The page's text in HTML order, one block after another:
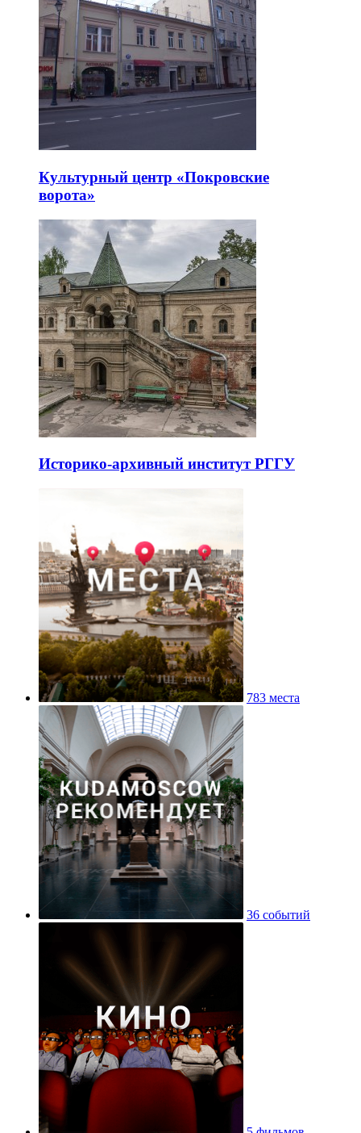
Культурный центр «Покровские
ворота»
Историко-архивный институт РГГУ
783 места
36 событий